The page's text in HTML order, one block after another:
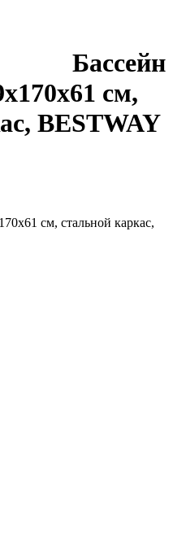
Бассейн
см,
BESTWAY
см, стальной каркас,